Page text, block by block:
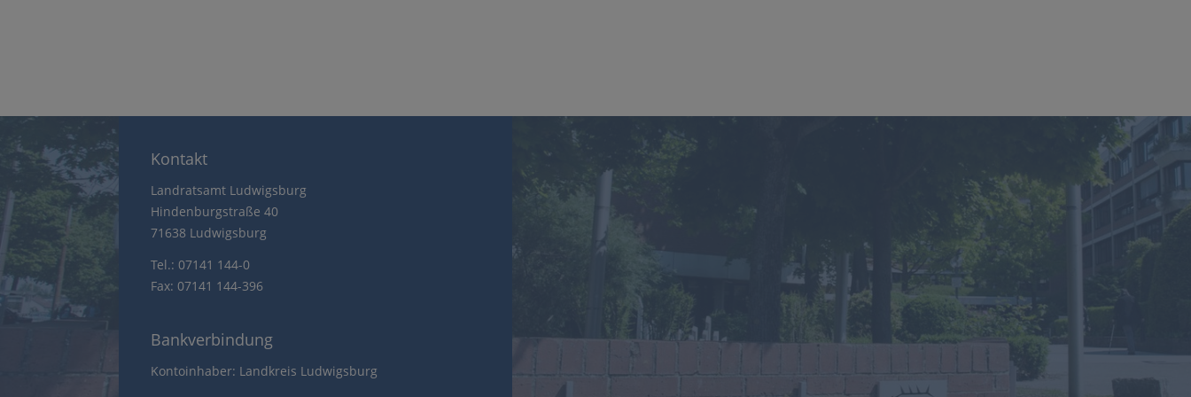
Kontakt
Landratsamt Ludwigsburg
Hindenburgstraße 40
71638 Ludwigsburg
Tel.: 07141 144-0
Fax: 07141 144-396
Bankverbindung
Kontoinhaber: Landkreis Ludwigsburg